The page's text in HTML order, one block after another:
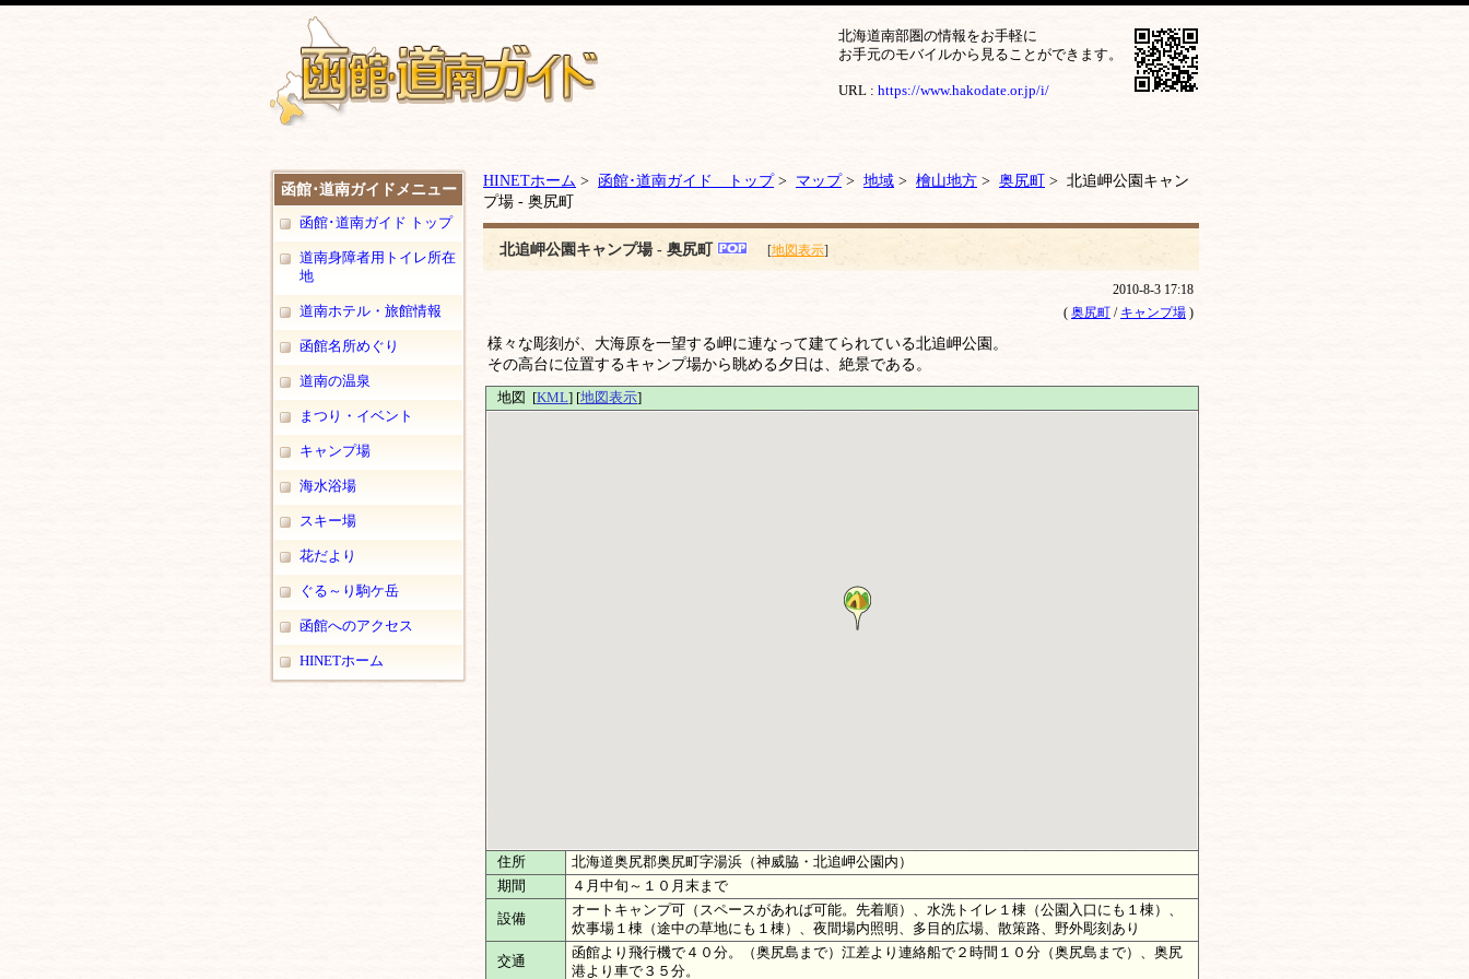
北海道南部圏の情報をお手軽に
お手元のモバイルから見ることができます。
URL : https://www.hakodate.or.jp/i/
函館･道南ガイドメニュー
函館･道南ガイド トップ
道南身障者用トイレ所在
地
道南ホテル・旅館情報
函館名所めぐり
道南の温泉
まつり・イベント
キャンプ場
海水浴場
スキー場
花だより
ぐる～り駒ケ岳
函館へのアクセス
HINETホーム
HINETホーム > 函館･道南ガイド トップ> マップ> 地域 > 檜山地方 > 奥尻町 > 北追岬公園キャン
プ場 - 奥尻町
北追岬公園キャンプ場 - 奥尻町 [地図表示]
2010-8-3 17:18
( 奥尻町 / キャンプ場 )
様々な彫刻が、大海原を一望する岬に連なって建てられている北追岬公園。
その高台に位置するキャンプ場から眺める夕日は、絶景である。
地図 [KML] [地図表示]
住所
北海道奥尻郡奥尻町字湯浜（神威脇・北追岬公園内）
期間
４月中旬～１０月末まで
設備
オートキャンプ可（スペースがあれば可能。先着順）、水洗トイレ１棟（公園入口にも１棟）、
炊事場１棟（途中の草地にも１棟）、夜間場内照明、多目的広場、散策路、野外彫刻あり
交通
函館より飛行機で４０分。（奥尻島まで）江差より連絡船で２時間１０分（奥尻島まで）、奥尻
港より車で３５分。